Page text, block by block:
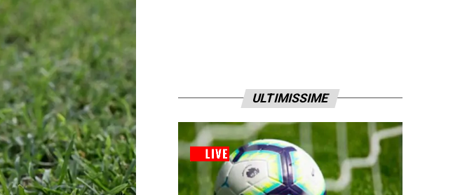
ULTIMISSIME